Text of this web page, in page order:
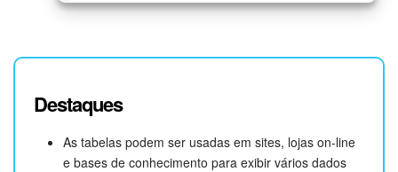
Destaques
As tabelas podem ser usadas em sites, lojas on-line
e bases de conhecimento para exibir vários dados